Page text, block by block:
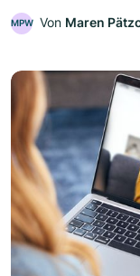
MPW Von Maren